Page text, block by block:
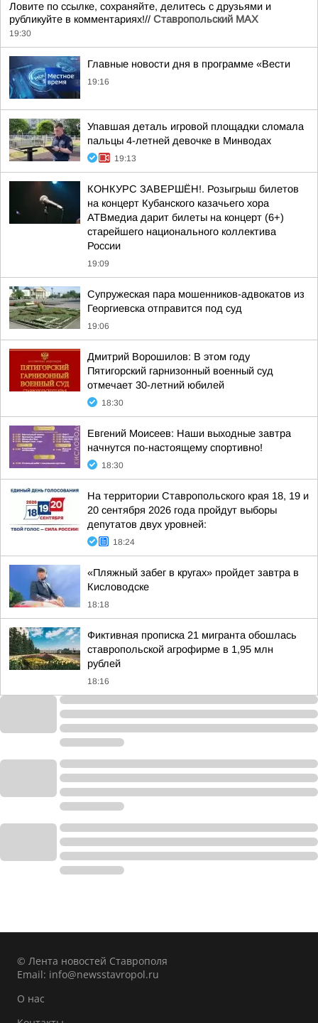
Ловите по ссылке, сохраняйте, делитесь с друзьями и
рубликуйте в комментариях!// Ставропольский MAX
19:30
Главные новости дня в программе «Вести
19:16
Упавшая деталь игровой площадки сломала
пальцы 4-летней девочке в Минводах
19:13
КОНКУРС ЗАВЕРШЁН!. Розыгрыш билетов
на концерт Кубанского казачьего хора
АТВмедиа дарит билеты на концерт (6+)
старейшего национального коллектива
России
19:09
Супружеская пара мошенников-адвокатов из
Георгиевска отправится под суд
19:06
Дмитрий Ворошилов: В этом году
Пятигорский гарнизонный военный суд
отмечает 30-летний юбилей
18:30
Евгений Моисеев: Наши выходные завтра
начнутся по-настоящему спортивно!
18:30
На территории Ставропольского края 18, 19 и
20 сентября 2026 года пройдут выборы
депутатов двух уровней:
18:24
«Пляжный забег в кругах» пройдет завтра в
Кисловодске
18:18
Фиктивная прописка 21 мигранта обошлась
ставропольской агрофирме в 1,95 млн
рублей
18:16
© Лента новостей Ставрополя
Email: info@newsstavropol.ru
О нас